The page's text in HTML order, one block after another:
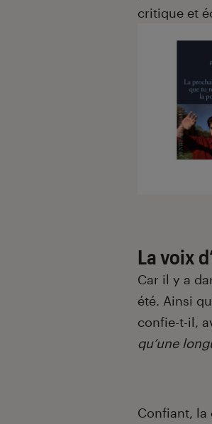
critique et
La voix
Car il y a
été. Ainsi
confie-t-il,
qu’une
Confiant, la